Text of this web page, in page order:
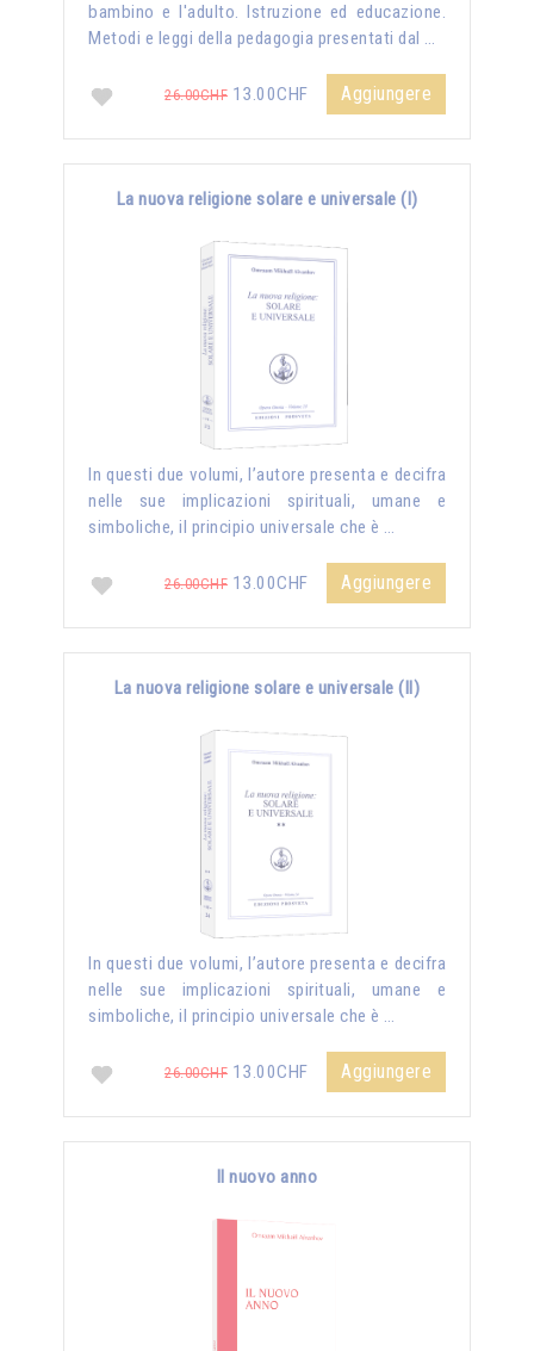
bambino e l'adulto. Istruzione ed educazione.
Metodi e leggi della pedagogia presentati dal …
26.00CHF 13.00CHF Aggiungere
La nuova religione solare e universale (I)
In questi due volumi, l’autore presenta e decifra
nelle sue implicazioni spirituali, umane e
simboliche, il principio universale che è …
26.00CHF 13.00CHF Aggiungere
La nuova religione solare e universale (II)
In questi due volumi, l’autore presenta e decifra
nelle sue implicazioni spirituali, umane e
simboliche, il principio universale che è …
26.00CHF 13.00CHF Aggiungere
Il nuovo anno